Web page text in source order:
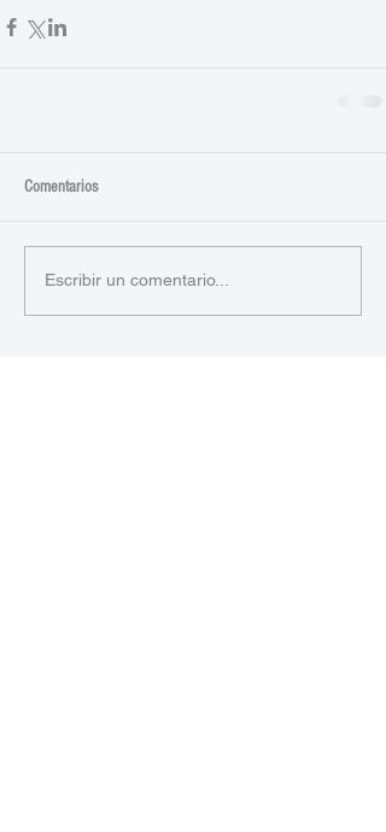
Comentarios
Escribir un comentario...